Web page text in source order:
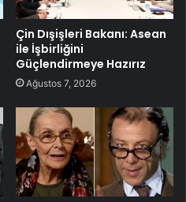
Çin Dışişleri Bakanı: Asean
ile İşbirliğini
Güçlendirmeye Hazırız
Ağustos 7, 2026